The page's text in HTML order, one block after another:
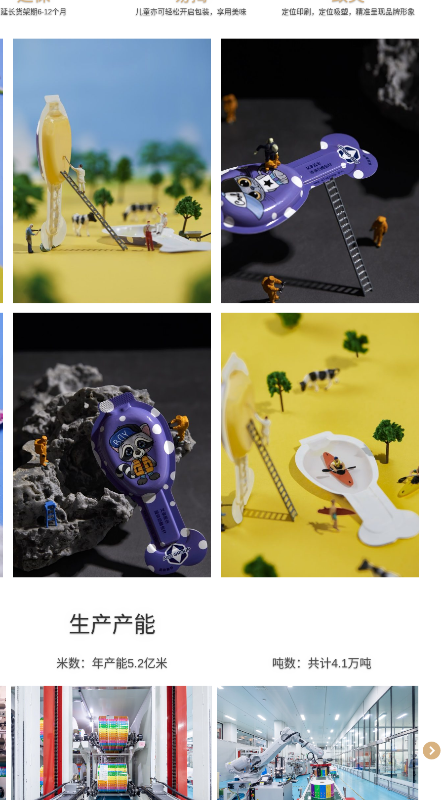
延长货架期6-12个月 儿童亦可轻松开启包装，享用美味 定位印刷，定位吸塑，精准呈现品牌形象
生产产能
米数：年产能5.2亿米 吨数：共计4.1万吨